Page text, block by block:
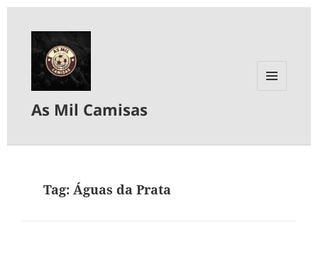
As Mil Camisas
Tag:Águas da Prata